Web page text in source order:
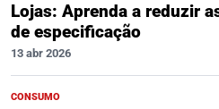
Lojas: Aprenda a reduzir
de especificação
13 abr 2026
CONSUMO